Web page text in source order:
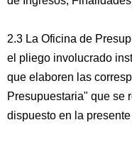
2.3 La Oficina de
el pliego involucrado
que elaboren las
Presupuestaria" que se
dispuesto en la